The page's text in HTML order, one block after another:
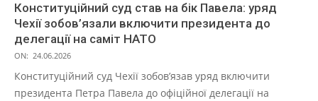
Конституційний суд став на бік Павела: уряд
Чехії зобов’язали включити президента до
делегації на саміт НАТО
ON: 24.06.2026
Конституційний суд Чехії зобов’язав уряд включити
президента Петра Павела до офіційної делегації на